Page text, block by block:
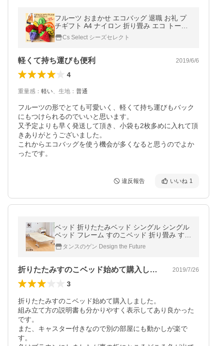
フルーツ おまかせ エコバッグ 退職 お礼 プ
チギフト A4 ナイロン 折り畳み エコ トート
ギフト ラッピング 転勤 異動 職場 お返し
Cs Select シーズセレクト
軽くて持ち運びも便利 2019/6/6
4
重量感 ： 軽い、 生地 ： 普通
フルーツの形でとても可愛いく、軽くて持ち運びもバック
にもつけられるのでいいと思います。
又予定よりも早く発送して頂き、小袋も2枚多めに入れて頂
きありがとうございました。
これからエコバッグを使う機会が多くなると思うのでよか
ったです。
違反報告 いいね 1
ベッド 折りたたみベッド シングル シングル
ベッド フレーム すのこベッド 折り畳み すの
こ スノコ 68190003
タンスのゲン Design the Future
折りたたみすのこベッド始めて購入しまし… 2019/7/26
3
折りたたみすのこベッド始めて購入しました。
組み立て方の説明書も分かりやすく表示してあり良かった
です。
また、キャスター付きなので別の部屋にも動かしが楽で
す。